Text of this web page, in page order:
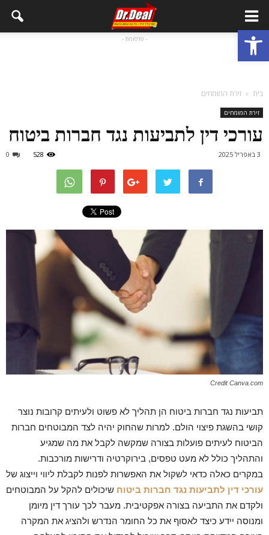
פתח סרגל נגישות - פרסומת -
בית זירת המומחים
זירת המומחים
עורכי דין לתביעות נגד חברות ביטוח
3 באפריל 2025 0 528
Credit Canva.com
תביעות נגד חברות ביטוח הן תהליך לא פשוט ולעיתים קרובות נוצר
קושי בהשגת פיצוי הולם. למרות שהחוק יהיה לצד המבוטחים חברות
הביטוח לעיתים פועלות בצורה שמקשה לקבל את מה שמגיע
והתהליך כולל לא מעט טפסים, בירוקרטיה ודרישות מורכבות.
במקרים כאלה כדאי לשקול את האפשרות לפנות לקבלת ליווי וייצוג של
עורכי דין לתביעות נגד חברות ביטוח שיכולים להקל על המבוטחים
ולקדם את התביעה בצורה אפקטיבית. מעבר לכך עורך דין מיומן
ומנוסה יידע כיצד לאסוף את כל החומר הנדרש ולהציג את המקרה